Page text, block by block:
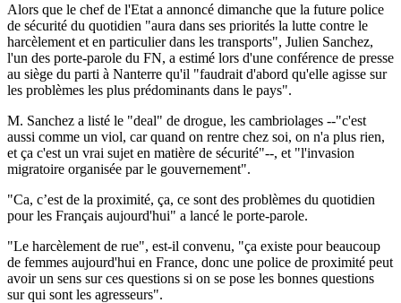
Alors que le chef de l'Etat a annoncé dimanche que la future police
de sécurité du quotidien "aura dans ses priorités la lutte contre le
harcèlement et en particulier dans les transports", Julien Sanchez,
l'un des porte-parole du FN, a estimé lors d'une conférence de presse
au siège du parti à Nanterre qu'il "faudrait d'abord qu'elle agisse sur
les problèmes les plus prédominants dans le pays".
M. Sanchez a listé le "deal" de drogue, les cambriolages --"c'est
aussi comme un viol, car quand on rentre chez soi, on n'a plus rien,
et ça c'est un vrai sujet en matière de sécurité"--, et "l'invasion
migratoire organisée par le gouvernement".
"Ca, c’est de la proximité, ça, ce sont des problèmes du quotidien
pour les Français aujourd'hui" a lancé le porte-parole.
"Le harcèlement de rue", est-il convenu, "ça existe pour beaucoup
de femmes aujourd'hui en France, donc une police de proximité peut
avoir un sens sur ces questions si on se pose les bonnes questions
sur qui sont les agresseurs".